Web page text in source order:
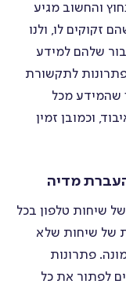
והחשוב מגיע
זקוקים לו, ולנו
שלהם למידע
לתקשורת
שהמידע מכל
וכמובן זמין
מדיה
שיחות טלפון בכל
של שיחות שלא
פתרונות
לפתור את כל